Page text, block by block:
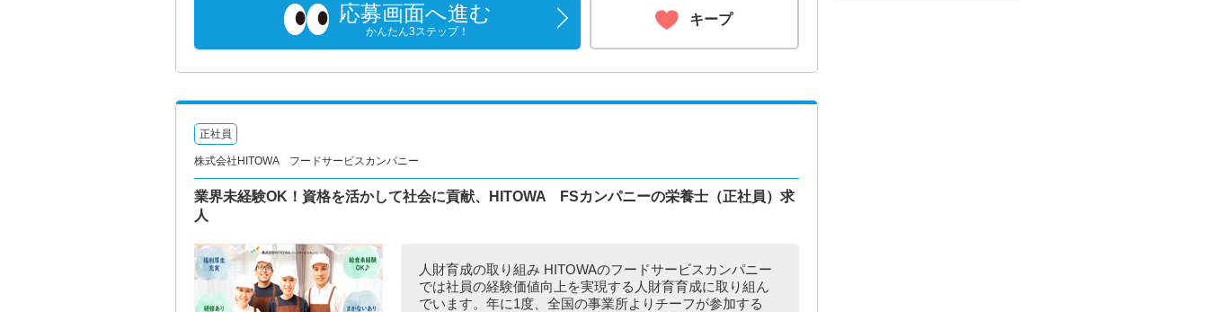
応募画面へ進む
かんたん3ステップ！
キープ
正社員
株式会社HITOWA フードサービスカンパニー
業界未経験OK！資格を活かして社会に貢献、HITOWA FSカンパニーの栄養士（正社員）求
人
人財育成の取り組み HITOWAのフードサービスカンパニー
では社員の経験価値向上を実現する人財育育成に取り組ん
でいます。年に1度、全国の事業所よりチーフが参加する